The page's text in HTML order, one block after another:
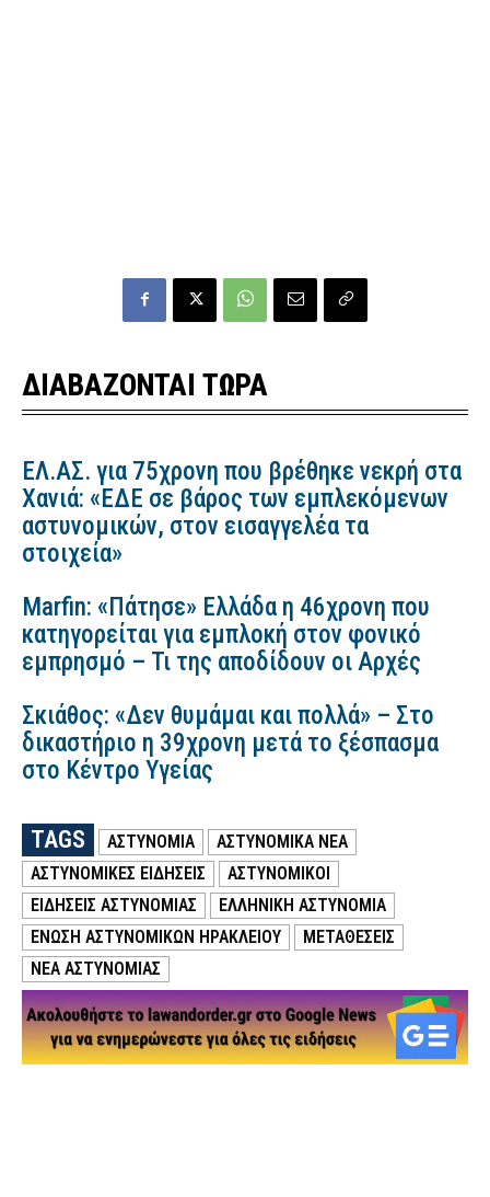
ΔΙΑΒΑΖΟΝΤΑΙ ΤΩΡΑ
ΕΛ.ΑΣ. για 75χρονη που βρέθηκε νεκρή στα
Χανιά: «ΕΔΕ σε βάρος των εμπλεκόμενων
αστυνομικών, στον εισαγγελέα τα
στοιχεία»
Marfin: «Πάτησε» Ελλάδα η 46χρονη που
κατηγορείται για εμπλοκή στον φονικό
εμπρησμό – Τι της αποδίδουν οι Αρχές
Σκιάθος: «Δεν θυμάμαι και πολλά» – Στο
δικαστήριο η 39χρονη μετά το ξέσπασμα
στο Κέντρο Υγείας
TAGS ΑΣΤΥΝΟΜΙΑ
ΑΣΤΥΝΟΜΙΚΑ ΝΕΑ
ΑΣΤΥΝΟΜΙΚΕΣ ΕΙΔΗΣΕΙΣ
ΑΣΤΥΝΟΜΙΚΟΙ
ΕΙΔΗΣΕΙΣ ΑΣΤΥΝΟΜΙΑΣ
ΕΛΛΗΝΙΚΗ ΑΣΤΥΝΟΜΙΑ
ΕΝΩΣΗ ΑΣΤΥΝΟΜΙΚΩΝ ΗΡΑΚΛΕΙΟΥ
ΜΕΤΑΘΕΣΕΙΣ
ΝΕΑ ΑΣΤΥΝΟΜΙΑΣ